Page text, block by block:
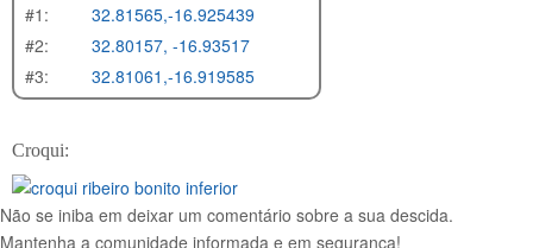
#1:
32.81565,-16.925439
#2:
32.80157, -16.93517
#3:
32.81061,-16.919585
Croqui:
Não se iniba em deixar um comentário sobre a sua descida.
Mantenha a comunidade informada e em segurança!